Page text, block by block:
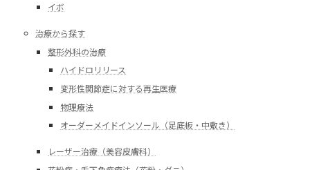
イボ
治療から探す
整形外科の治療
ハイドロリリース
変形性関節症に対する再生医療
物理療法
オーダーメイドインソール（足底板・中敷き）
レーザー治療（美容皮膚科）